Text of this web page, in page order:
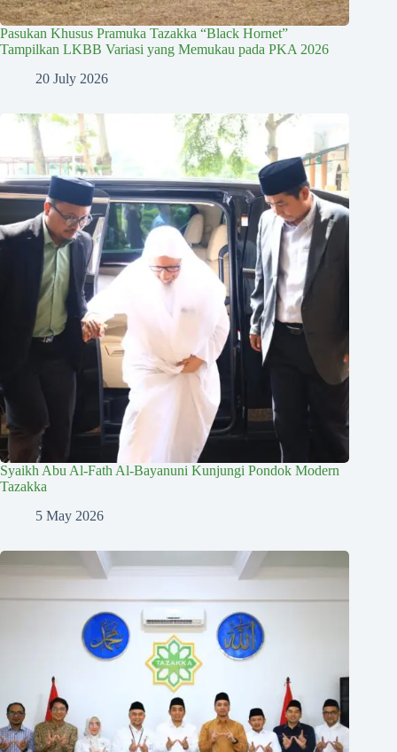
Pasukan Khusus Pramuka Tazakka “Black Hornet”
Tampilkan LKBB Variasi yang Memukau pada PKA 2026
20 July 2026
Syaikh Abu Al-Fath Al-Bayanuni Kunjungi Pondok Modern
Tazakka
5 May 2026